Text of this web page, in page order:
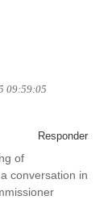
09:59:05
Responder
of
conversation in